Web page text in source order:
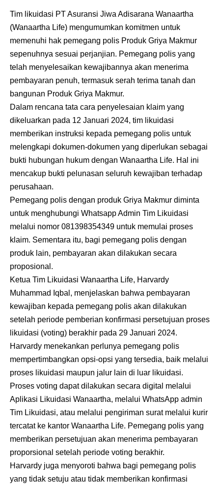
Tim likuidasi PT Asuransi Jiwa Adisarana Wanaartha
(Wanaartha Life) mengumumkan komitmen untuk
memenuhi hak pemegang polis Produk Griya Makmur
sepenuhnya sesuai perjanjian. Pemegang polis yang
telah menyelesaikan kewajibannya akan menerima
pembayaran penuh, termasuk serah terima tanah dan
bangunan Produk Griya Makmur.
Dalam rencana tata cara penyelesaian klaim yang
dikeluarkan pada 12 Januari 2024, tim likuidasi
memberikan instruksi kepada pemegang polis untuk
melengkapi dokumen-dokumen yang diperlukan sebagai
bukti hubungan hukum dengan Wanaartha Life. Hal ini
mencakup bukti pelunasan seluruh kewajiban terhadap
perusahaan.
Pemegang polis dengan produk Griya Makmur diminta
untuk menghubungi Whatsapp Admin Tim Likuidasi
melalui nomor 081398354349 untuk memulai proses
klaim. Sementara itu, bagi pemegang polis dengan
produk lain, pembayaran akan dilakukan secara
proposional.
Ketua Tim Likuidasi Wanaartha Life, Harvardy
Muhammad Iqbal, menjelaskan bahwa pembayaran
kewajiban kepada pemegang polis akan dilakukan
setelah periode pemberian konfirmasi persetujuan proses
likuidasi (voting) berakhir pada 29 Januari 2024.
Harvardy menekankan perlunya pemegang polis
mempertimbangkan opsi-opsi yang tersedia, baik melalui
proses likuidasi maupun jalur lain di luar likuidasi.
Proses voting dapat dilakukan secara digital melalui
Aplikasi Likuidasi Wanaartha, melalui WhatsApp admin
Tim Likuidasi, atau melalui pengiriman surat melalui kurir
tercatat ke kantor Wanaartha Life. Pemegang polis yang
memberikan persetujuan akan menerima pembayaran
proporsional setelah periode voting berakhir.
Harvardy juga menyoroti bahwa bagi pemegang polis
yang tidak setuju atau tidak memberikan konfirmasi